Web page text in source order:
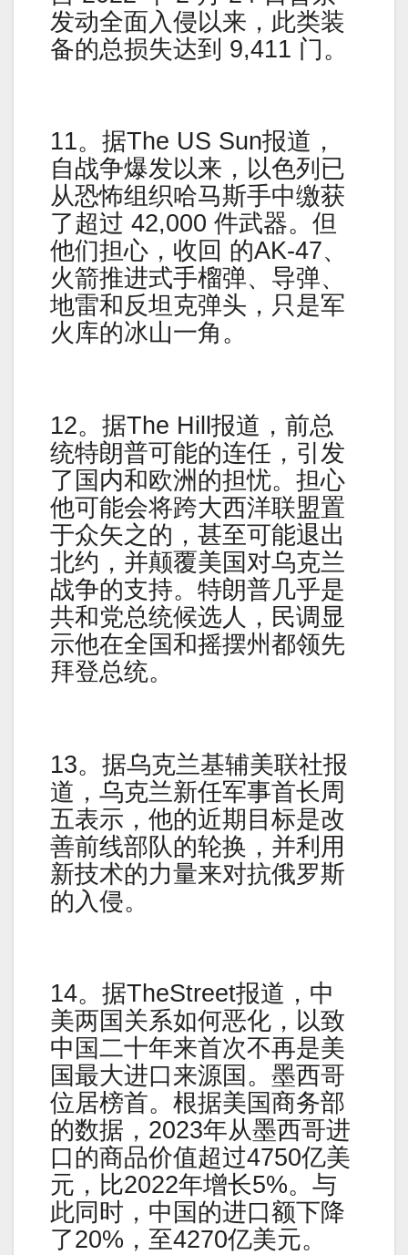
发动全面入侵以来，此类装
备的总损失达到 9,411 门。
11。据The US Sun报道，
自战争爆发以来，以色列已
从恐怖组织哈马斯手中缴获
了超过 42,000 件武器。但
他们担心，收回 的AK-47、
火箭推进式手榴弹、导弹、
地雷和反坦克弹头，只是军
火库的冰山一角。
12。据The Hill报道，前总
统特朗普可能的连任，引发
了国内和欧洲的担忧。担心
他可能会将跨大西洋联盟置
于众矢之的，甚至可能退出
北约，并颠覆美国对乌克兰
战争的支持。特朗普几乎是
共和党总统候选人，民调显
示他在全国和摇摆州都领先
拜登总统。
13。据乌克兰基辅美联社报
道，乌克兰新任军事首长周
五表示，他的近期目标是改
善前线部队的轮换，并利用
新技术的力量来对抗俄罗斯
的入侵。
14。据TheStreet报道，中
美两国关系如何恶化，以致
中国二十年来首次不再是美
国最大进口来源国。墨西哥
位居榜首。根据美国商务部
的数据，2023年从墨西哥进
口的商品价值超过4750亿美
元，比2022年增长5%。与
此同时，中国的进口额下降
了20%，至4270亿美元。